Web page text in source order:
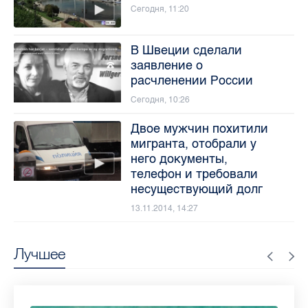
Лучшее
Сегодня, 11:20
В Швеции сделали
заявление о
расчленении России
Сегодня, 10:26
Двое мужчин похитили
мигранта, отобрали у
него документы,
телефон и требовали
несуществующий долг
13.11.2014, 14:27